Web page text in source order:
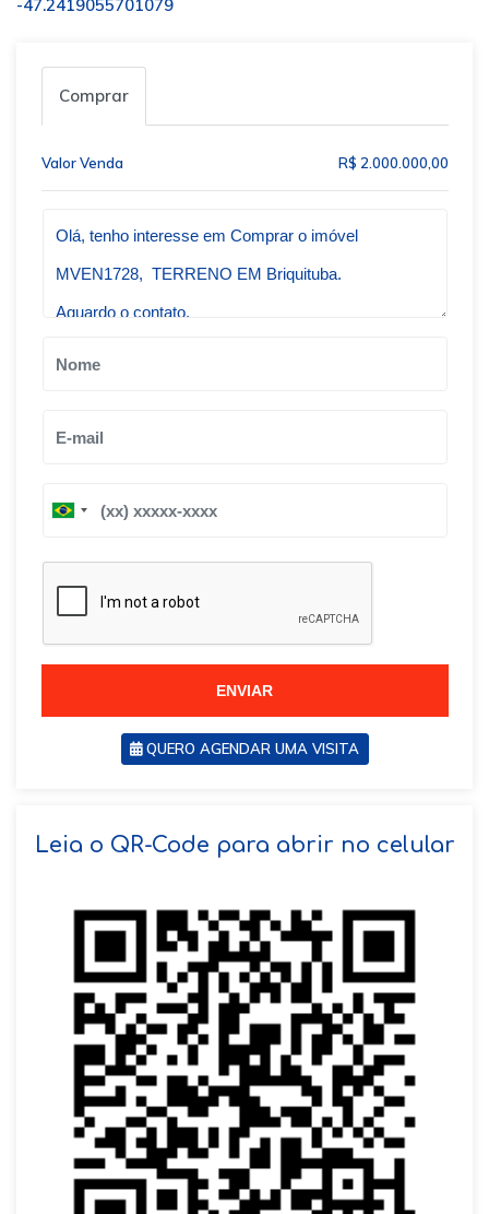
-47.2419055701079
Comprar
Valor Venda R$ 2.000.000,00
B
i
l
ENVIAR
QUERO AGENDAR UMA VISITA
Leia o QR-Code para abrir no celular